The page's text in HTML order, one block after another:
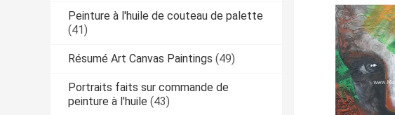
Peinture à l'huile de couteau de palette
(41)
Résumé Art Canvas Paintings (49)
Portraits faits sur commande de
peinture à l'huile (43)